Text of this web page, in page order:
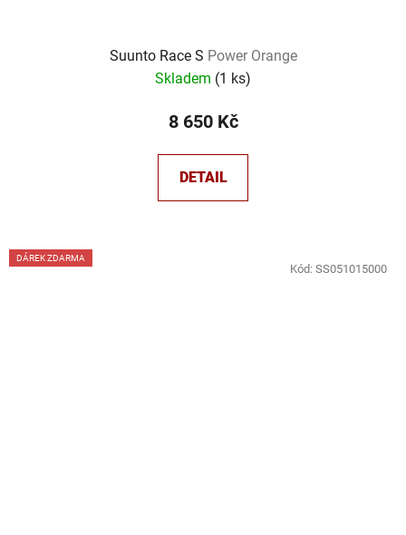
Suunto Race S Power Orange
Skladem (1 ks)
8 650 Kč
DETAIL
DÁREK ZDARMA
Kód: SS051015000